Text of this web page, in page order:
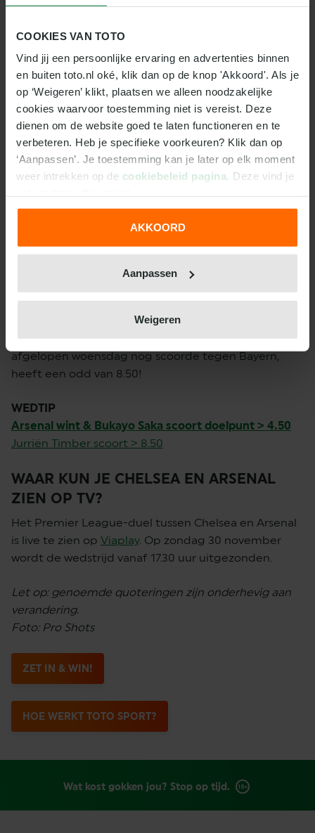
COOKIES VAN TOTO
Vind jij een persoonlijke ervaring en advertenties binnen
en buiten toto.nl oké, klik dan op de knop 'Akkoord'. Als je
op ‘Weigeren’ klikt, plaatsen we alleen noodzakelijke
cookies waarvoor toestemming niet is vereist. Deze
dienen om de website goed te laten functioneren en te
verbeteren. Heb je specifieke voorkeuren? Klik dan op
‘Aanpassen’. Je toestemming kan je later op elk moment
weer intrekken op de cookiebeleid pagina . Deze vind je
We werken samen met31 derdendie uw gegevens
AKKOORD
Aanpassen
Weigeren
twee goals van de op dit moment geblesseerde Kai
VOORSPELLING TOTO
Arsenal is dit jaar schrikbarend in vorm. Dit lijkt
eindelijk hét seizoen voor de ploeg van Mikel Arteta
te worden. Het eerste kampioenschap sinds 2004 ligt
voor het grijpen, onder meer omdat concurrenten
als Liverpool en Manchester City het laten afweten.
strijd om plek één weer wat spannender maken. Voor
het duel is Arsenal favoriet met een odd van 2.21,
met quoteringen van 3.30 voor Chelsea en 3.40 voor
lijn doortrekt en daarom geven we de volgende
wedtip: Arsenal wint en Bukayo Saka scoort. Extra tip:
een goal van Jurriën Timber, de man in vorm die
afgelopen woensdag nog scoorde tegen Bayern,
heeft een odd van 8.50!
WEDTIP
Arsenal wint & Bukayo Saka scoort doelpunt > 4.50
Jurriën Timber scoort > 8.50
WAAR KUN JE CHELSEA EN ARSENAL
ZIEN OP TV?
Het Premier League-duel tussen Chelsea en Arsenal
is live te zien op Viaplay. Op zondag 30 november
wordt de wedstrijd vanaf 17.30 uur uitgezonden.
Let op: genoemde quoteringen zijn onderhevig aan
verandering.
Foto: Pro Shots
ZET IN & WIN!
HOE WERKT TOTO SPORT?
Wat kost gokken jou? Stop op tijd.